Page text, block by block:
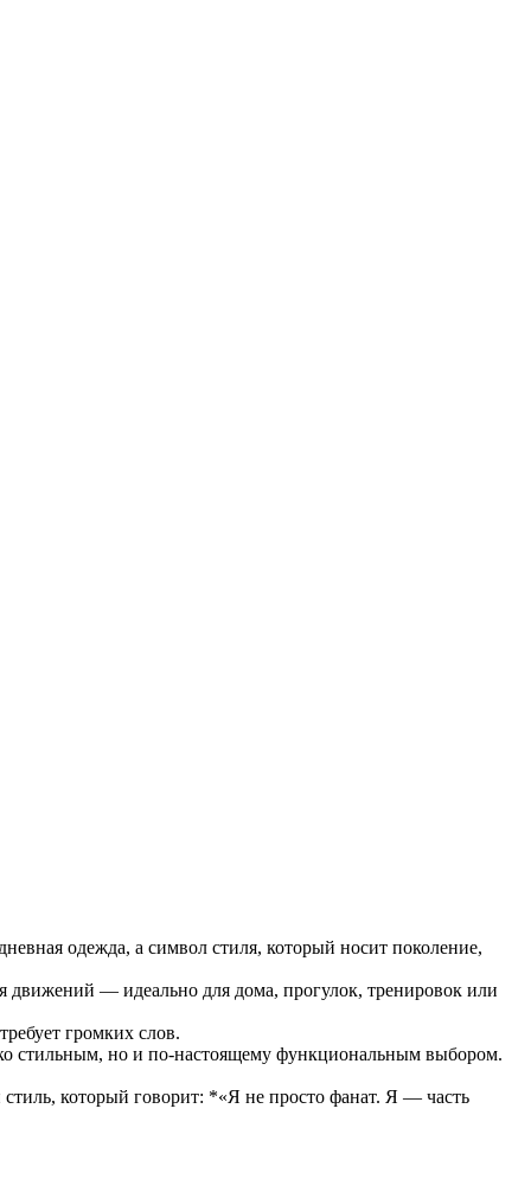
одежда, а символ стиля, который носит поколение,
— идеально для дома, прогулок, тренировок или
громких слов.
стильным, но и по-настоящему функциональным выбором.
который говорит: *«Я не просто фанат. Я — часть